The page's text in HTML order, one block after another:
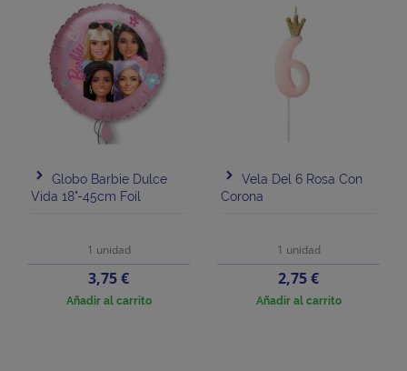
Globo Barbie Dulce
Vida 18"-45cm Foil
1 unidad
Precio
3,75 €
Añadir al carrito
Vela Del 6 Rosa Con
Corona
1 unidad
Precio
2,75 €
Añadir al carrito